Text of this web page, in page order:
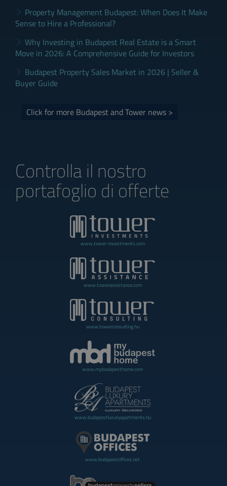
Property Management Budapest: When Does It Make
Sense to Hire a Professional?
Why Investing in Budapest Real Estate is a Smart
Move in 2026: A Comprehensive Guide for Investors
Budapest Property Sales Market in 2026 | Seller &
Buyer Guide
Click for more Budapest and Tower news >
Controlla il nostro
portafoglio di offerte
www.tower-investments.com
www.towerassistance.com
www.towerconsulting.hu
www.mybudapesthome.com
www.budapestluxuryapartments.hu
www.budapestoffices.net